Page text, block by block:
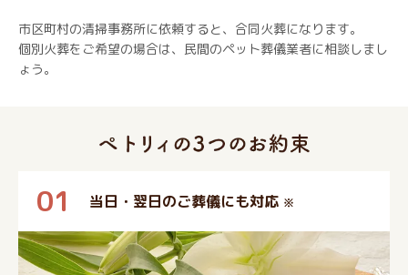
市区町村の清掃事務所に依頼すると、合同火葬になります。
個別火葬をご希望の場合は、民間のペット葬儀業者に相談しまし
ょう。
01 当日・翌日のご葬儀にも対応 ※